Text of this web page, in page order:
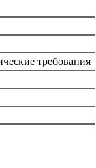
требования